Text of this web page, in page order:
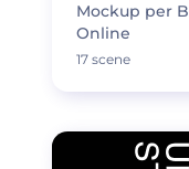
Mockup per
Online
17 scene